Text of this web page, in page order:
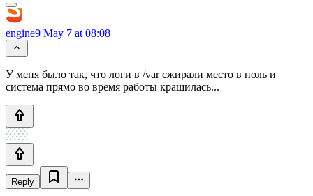
engine9 May 7 at 08:08
У меня было так, что логи в /var сжирали место в ноль и
система прямо во время работы крашилась...
Reply